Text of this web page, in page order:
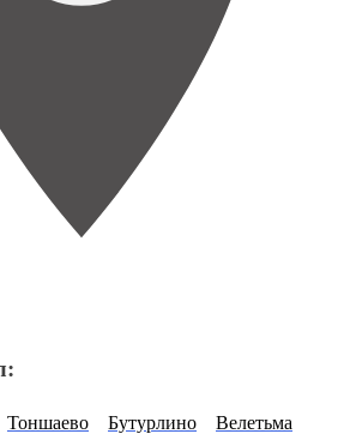
Тоншаево Бутурлино
Велетьма